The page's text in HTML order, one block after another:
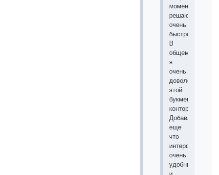
моменты
решаются
очень
быстро.
В
общем
я
очень
доволен
этой
букмекерской
конторой.
Добавлю
еще
что
интерфейс
очень
удобный